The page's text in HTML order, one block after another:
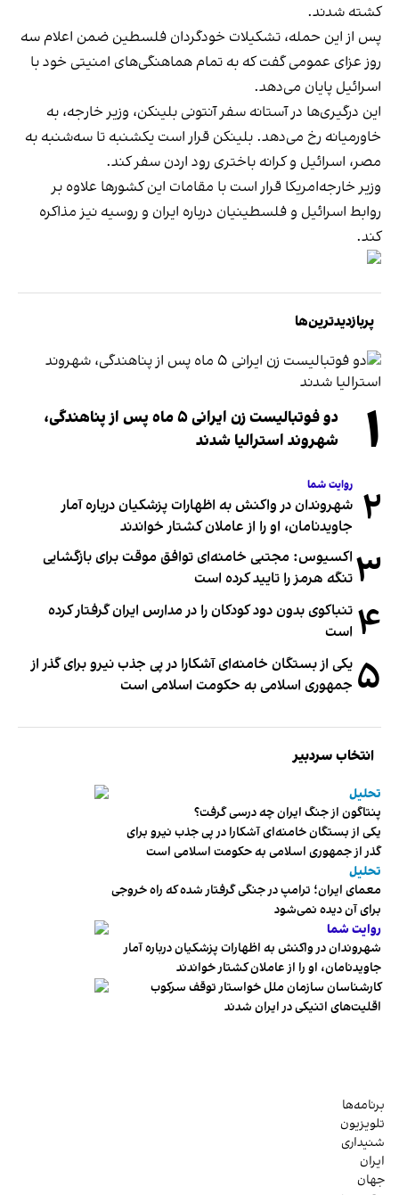
کشته شدند.
پس از این حمله، تشکیلات خودگردان فلسطین ضمن اعلام سه
روز عزای عمومی گفت که به تمام هماهنگی‌های امنیتی خود با
اسرائیل پایان می‌دهد.
این درگیری‌ها در آستانه سفر آنتونی بلینکن، وزیر خارجه، به
خاورمیانه رخ می‌دهد. بلینکن قرار است یکشنبه تا سه‌شنبه به
مصر، اسرائیل و کرانه باختری رود اردن سفر کند.
وزیر خارجه‌امریکا قرار است با مقامات این کشورها علاوه بر
روابط اسرائیل و فلسطینیان درباره ایران و روسیه نیز مذاکره
کند.
پربازدیدترین‌ها
۱
دو فوتبالیست زن ایرانی ۵ ماه پس از پناهندگی،
شهروند استرالیا شدند
۲ روایت شما
شهروندان در واکنش به اظهارات پزشکیان درباره آمار
جاویدنامان، او را از عاملان کشتار خواندند
۳ اکسیوس: مجتبی خامنه‌ای توافق موقت برای بازگشایی
تنگه هرمز را تایید کرده است
۴ تنباکوی بدون دود کودکان را در مدارس ایران گرفتار کرده
است
۵ یکی از بستگان خامنه‌ای آشکارا در پی جذب نیرو برای گذر از
جمهوری اسلامی به حکومت اسلامی است
انتخاب سردبیر
تحلیل
پنتاگون از جنگ ایران چه درسی گرفت؟
یکی از بستگان خامنه‌ای آشکارا در پی جذب نیرو برای
گذر از جمهوری اسلامی به حکومت اسلامی است
تحلیل
معمای ایران؛ ترامپ در جنگی گرفتار شده که راه خروجی
برای آن دیده نمی‌شود
روایت شما
شهروندان در واکنش به اظهارات پزشکیان درباره آمار
جاویدنامان، او را از عاملان کشتار خواندند
کارشناسان سازمان ملل خواستار توقف سرکوب
اقلیت‌های اتنیکی در ایران شدند
برنامه‌ها
تلویزیون
شنیداری
ایران
جهان